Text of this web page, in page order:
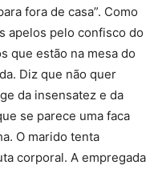
fora de casa”. Como
apelos pelo confisco do
que estão na mesa do
Diz que não quer
da insensatez e da
se parece uma faca
O marido tenta
corporal. A empregada